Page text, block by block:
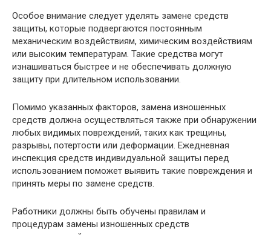
Особое внимание следует уделять замене средств
защиты, которые подвергаются постоянным
механическим воздействиям, химическим воздействиям
или высоким температурам. Такие средства могут
изнашиваться быстрее и не обеспечивать должную
защиту при длительном использовании.
Помимо указанных факторов, замена изношенных
средств должна осуществляться также при обнаружении
любых видимых повреждений, таких как трещины,
разрывы, потертости или деформации. Ежедневная
инспекция средств индивидуальной защиты перед
использованием поможет выявить такие повреждения и
принять меры по замене средств.
Работники должны быть обучены правилам и
процедурам замены изношенных средств